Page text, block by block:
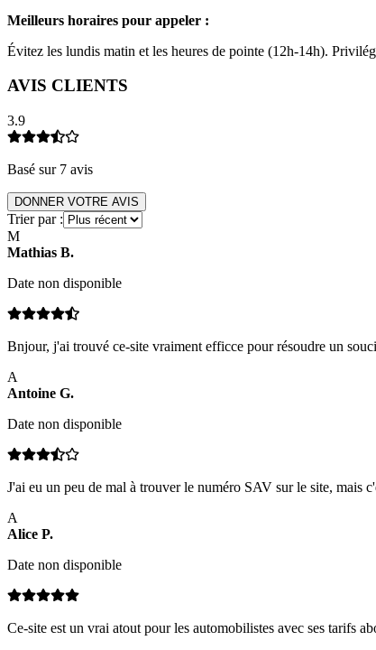
Meilleurs horaires pour appeler :
Évitez les lundis matin et les heures de pointe (12h-14h).
AVIS CLIENTS
3.9
Basé sur 7 avis
DONNER VOTRE AVIS
Trier par :
M
Mathias B.
Date non disponible
Bnjour, j'ai trouvé ce-site vraiment efficce pour résoudre un
A
Antoine G.
Date non disponible
J'ai eu un peu de mal à trouver le numéro SAV sur le site, mais
A
Alice P.
Date non disponible
Ce-site est un vrai atout pour les automobilistes avec ses tarifs